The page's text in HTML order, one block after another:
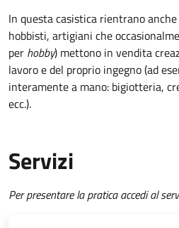
In questa casistica rientrano
hobbisti, artigiani che
per hobby) mettono in vendita
lavoro e del proprio ingegno (ad
interamente a mano: bigiotteria,
ecc.).
Servizi
Per presentare la pratica accedi al